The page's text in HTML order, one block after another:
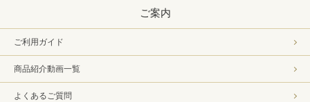
ご案内
ご利用ガイド
商品紹介動画一覧
よくあるご質問